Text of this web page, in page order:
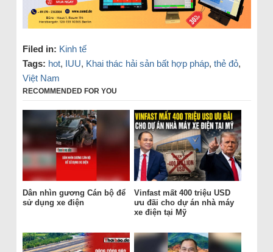
Filed in: Kinh tế
Tags: hot, IUU, Khai thác hải sản bất hợp pháp, thẻ đỏ,
Việt Nam
RECOMMENDED FOR YOU
Dân nhìn gương Cán bộ để
sử dụng xe điện
Vinfast mất 400 triệu USD
ưu đãi cho dự án nhà máy
xe điện tại Mỹ